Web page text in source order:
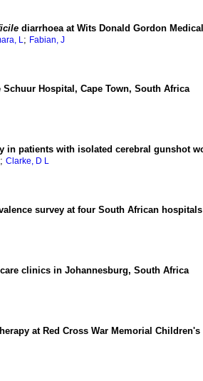
diarrhoea at Wits Donald Gordon
L; Fabian, J
Hospital, Cape Town, South Africa
in patients with isolated cerebral gunshot
; Clarke, D L
survey at four South African hospitals
clinics in Johannesburg, South Africa
at Red Cross War Memorial